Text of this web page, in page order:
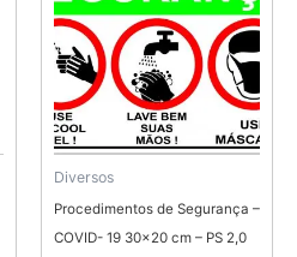
Diversos
Procedimentos de Segurança –
COVID- 19 30×20 cm – PS 2,0